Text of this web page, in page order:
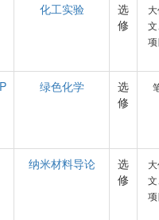
化工实验
选
修
文
绿色化学
选
修
纳米材料导论
选
修
文